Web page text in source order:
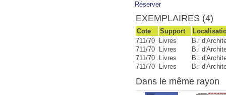
Réserver
EXEMPLAIRES (4)
Cote Support
711/70
Livres
B.i
711/70
Livres
B.i
711/70
Livres
B.i
711/70
Livres B.i
Dans le même rayon